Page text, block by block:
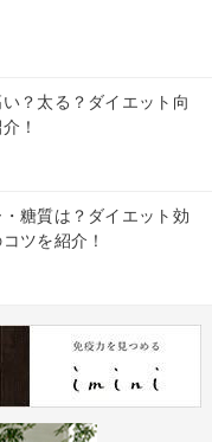
？太る？ダイエット向
！
糖質は？ダイエット効
ツを紹介！